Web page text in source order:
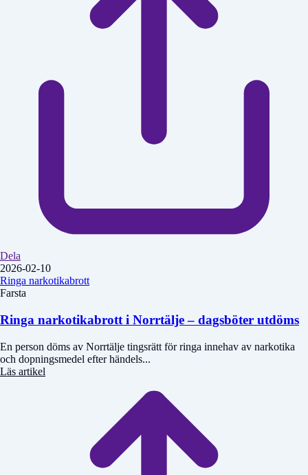
Dela
2026-02-10
Ringa narkotikabrott
Farsta
Ringa narkotikabrott i Norrtälje – dagsböter utdöms
En person döms av Norrtälje tingsrätt för ringa innehav av narkotika
och dopningsmedel efter händels...
Läs artikel